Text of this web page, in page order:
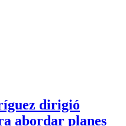
dirigió
abordar planes